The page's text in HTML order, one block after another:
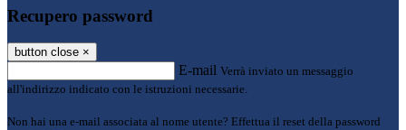
Recupero password
button close ×
E-mail Verrà inviato un messaggio
all'indirizzo indicato con le istruzioni necessarie.
Non hai una e-mail associata al nome utente? Effettua il reset della password